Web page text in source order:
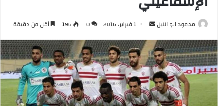
محمود ابو الليل
أرسل
إلكترونيا
1 فبراير، 2016 0
196 أقل من دقيقة